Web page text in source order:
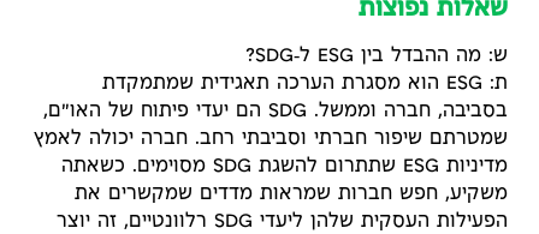
שאלות נפוצות
ש: מה ההבדל בין ESG ל‑SDG?
ת: ESG הוא מסגרת הערכה תאגידית שמתמקדת
בסביבה, חברה וממשל. SDG הם יעדי פיתוח של האו"ם,
שמטרתם שיפור חברתי וסביבתי רחב. חברה יכולה לאמץ
מדיניות ESG שתתרום להשגת SDG מסוימים. כשאתה
משקיע, חפש חברות שמראות מדדים שמקשרים את
הפעילות העסקית שלהן ליעדי SDG רלוונטיים, זה יוצר